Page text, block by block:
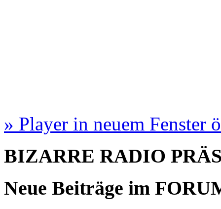
» Player in neuem Fenster
BIZARRE RADIO
Neue Beiträge im